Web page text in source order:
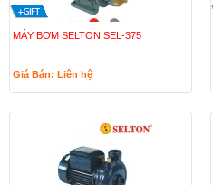
MÁY BƠM SELTON SEL-375
Giá Bán: Liên hệ